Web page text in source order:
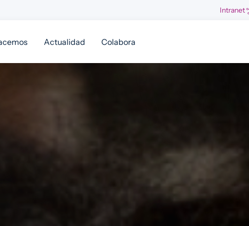
Intranet
Actualidad Colabora